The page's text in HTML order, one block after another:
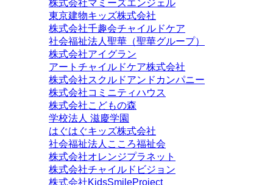
株式会社マミーズエンジェル
東京建物キッズ株式会社
株式会社千趣会チャイルドケア
社会福祉法人聖華（聖華グループ）
株式会社アイグラン
アートチャイルドケア株式会社
株式会社スクルドアンドカンパニー
株式会社コミニティハウス
株式会社こどもの森
学校法人 滋慶学園
はぐはぐキッズ株式会社
社会福祉法人こころ福祉会
株式会社オレンジプラネット
株式会社チャイルドビジョン
株式会社KidsSmileProject